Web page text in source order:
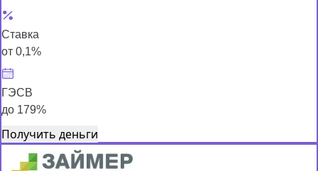
Ставка
от 0,1%
ГЭСВ
до 179%
Получить деньги